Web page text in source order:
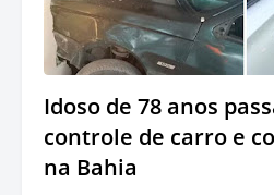
Idoso de 78 anos
controle de carro e
na Bahia